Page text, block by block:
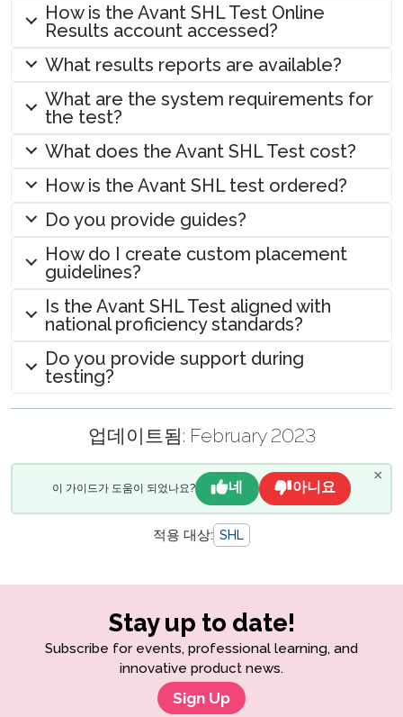
How is the Avant SHL Test Online
Results account accessed?
What results reports are available?
What are the system requirements for
the test?
What does the Avant SHL Test cost?
How is the Avant SHL test ordered?
Do you provide guides?
How do I create custom placement
guidelines?
Is the Avant SHL Test aligned with
national proficiency standards?
Do you provide support during
testing?
업데이트됨: February 2023
이 가이드가 도움이 되었나요? 네 아니요
×
적용 대상: SHL
Stay up to date!
Subscribe for events, professional learning, and
innovative product news.
Sign Up